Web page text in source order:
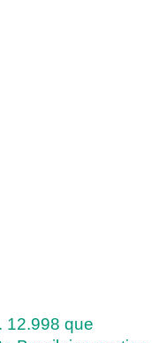
12.998 que